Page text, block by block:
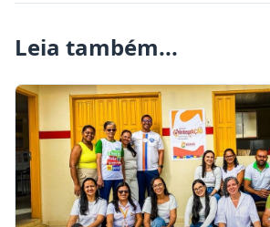
Leia também...